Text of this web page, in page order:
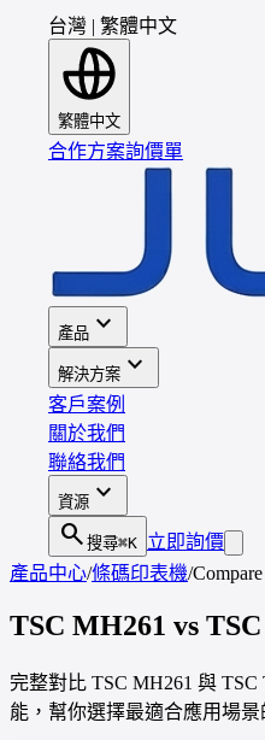
台灣 | 繁體中文
繁體中文
合作方案詢價單
產品 expand_more
解決方案 expand_more
客戶案例
關於我們
聯絡我們
資源 expand_more
search 搜尋⌘K 立即詢價
產品中心/條碼印表機/Compare
TSC MH261 vs TSC
完整對比 TSC MH261 與
能，幫你選擇最適合應用場景